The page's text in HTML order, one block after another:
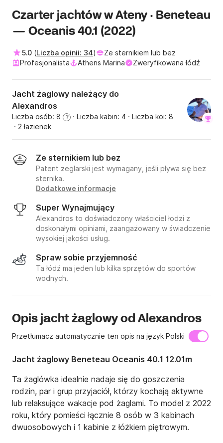
Czarter jachtów w Ateny · Beneteau
— Oceanis 40.1 (2022)
5.0 (Liczba opinii: 34)
Ze sternikiem lub bez
Profesjonalista
Athens Marina Zweryfikowana łódź
Jacht żaglowy należący do
Alexandros
Liczba osób: 8 ? · Liczba kabin: 4 · Liczba koi: 8
· 2 łazienek
Ze sternikiem lub bez
Patent żeglarski jest wymagany, jeśli pływa się bez
sternika.
Dodatkowe informacje
Super Wynajmujący
Alexandros to doświadczony właściciel łodzi z
doskonałymi opiniami, zaangażowany w świadczenie
wysokiej jakości usług.
Spraw sobie przyjemność
Ta łódź ma jeden lub kilka sprzętów do sportów
wodnych.
Opis jacht żaglowy od Alexandros
Przetłumacz automatycznie ten opis na język Polski
Jacht żaglowy Beneteau Oceanis 40.1 12.01m
Ta żaglówka idealnie nadaje się do goszczenia
rodzin, par i grup przyjaciół, którzy kochają aktywne
lub relaksujące wakacje pod żaglami. To model z 2022
roku, który pomieści łącznie 8 osób w 3 kabinach
dwuosobowych i 1 kabinie z łóżkiem piętrowym.